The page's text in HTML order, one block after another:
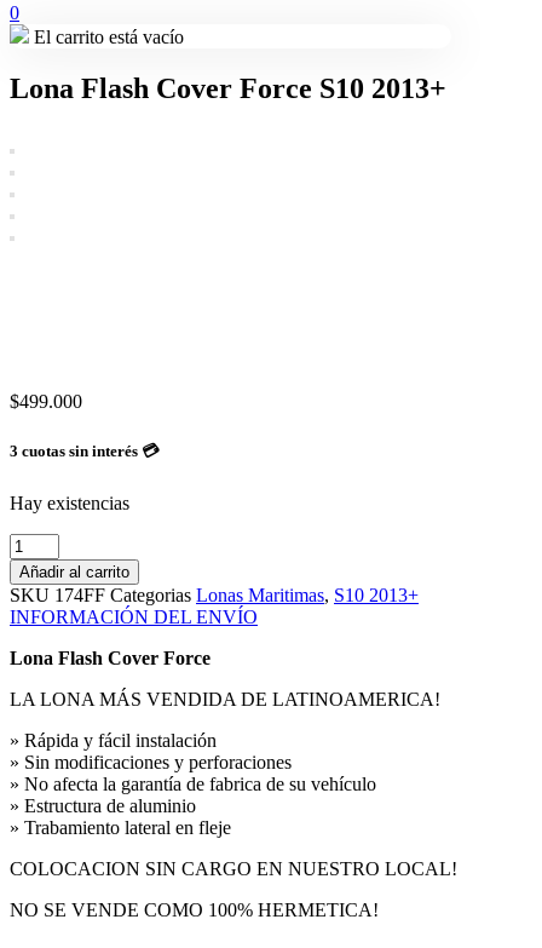
0
El carrito está vacío
Lona Flash Cover Force S10 2013+
$499.000
3 cuotas sin interés 💳
Hay existencias
Lona
Flash
Cover
Force
S10
2013+
Añadir al carrito
SKU 174FF Categorias Lonas Maritimas, S10 2013+
INFORMACIÓN DEL ENVÍO
Lona Flash Cover Force
LA LONA MÁS VENDIDA DE LATINOAMERICA!
» Rápida y fácil instalación
» Sin modificaciones y perforaciones
» No afecta la garantía de fabrica de su vehículo
» Estructura de aluminio
» Trabamiento lateral en fleje
COLOCACION SIN CARGO EN NUESTRO LOCAL!
NO SE VENDE COMO 100% HERMETICA!